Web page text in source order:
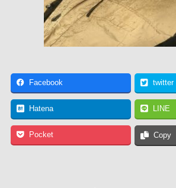
Facebook twitter
Hatena LINE
Pocket Copy